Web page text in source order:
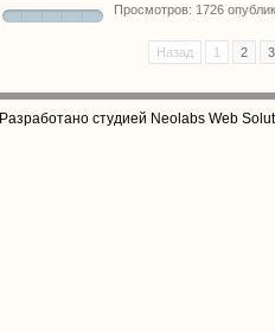
Просмотров: 1726
Назад 1 2 3
Разработано студией Neolabs Web